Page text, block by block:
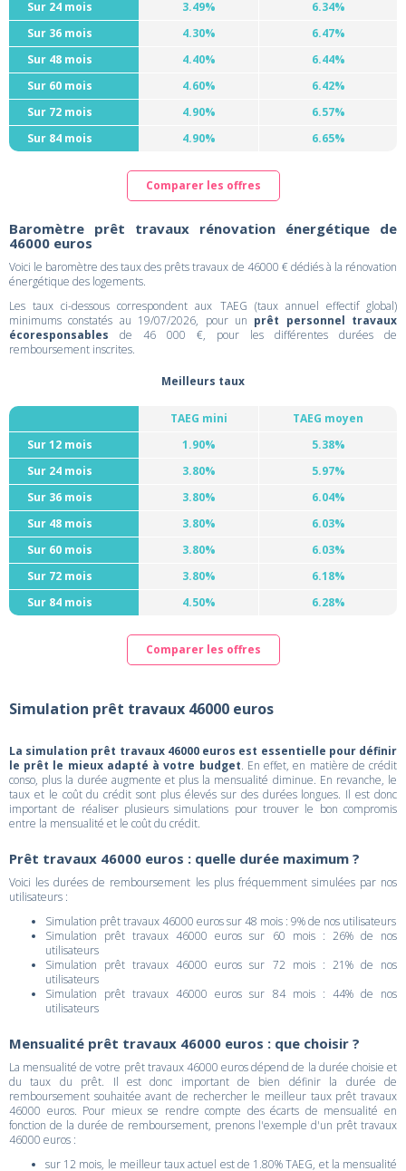
Sur 24 mois
3.49%
6.34%
Sur 36 mois
4.30%
6.47%
Sur 48 mois
4.40%
6.44%
Sur 60 mois
4.60%
6.42%
Sur 72 mois
4.90%
6.57%
Sur 84 mois
4.90% 6.65%
Comparer les offres
Baromètre prêt travaux rénovation énergétique de
46000 euros
Voici le baromètre des taux des prêts travaux de 46000 € dédiés à la rénovation
énergétique des logements.
Les taux ci-dessous correspondent aux TAEG (taux annuel effectif global)
minimums constatés au 19/07/2026, pour un prêt personnel travaux
écoresponsables de 46 000 €, pour les différentes durées de
remboursement inscrites.
Meilleurs taux
TAEG mini
TAEG moyen
Sur 12 mois
1.90%
5.38%
Sur 24 mois
3.80%
5.97%
Sur 36 mois
3.80%
6.04%
Sur 48 mois
3.80%
6.03%
Sur 60 mois
3.80%
6.03%
Sur 72 mois
3.80%
6.18%
Sur 84 mois
4.50% 6.28%
Comparer les offres
Simulation prêt travaux 46000 euros
La simulation prêt travaux 46000 euros est essentielle pour définir
le prêt le mieux adapté à votre budget. En effet, en matière de crédit
conso, plus la durée augmente et plus la mensualité diminue. En revanche, le
taux et le coût du crédit sont plus élevés sur des durées longues. Il est donc
important de réaliser plusieurs simulations pour trouver le bon compromis
entre la mensualité et le coût du crédit.
Prêt travaux 46000 euros : quelle durée maximum ?
Voici les durées de remboursement les plus fréquemment simulées par nos
utilisateurs :
Simulation prêt travaux 46000 euros sur 48 mois : 9% de nos utilisateurs
Simulation prêt travaux 46000 euros sur 60 mois : 26% de nos
utilisateurs
Simulation prêt travaux 46000 euros sur 72 mois : 21% de nos
utilisateurs
Simulation prêt travaux 46000 euros sur 84 mois : 44% de nos
utilisateurs
Mensualité prêt travaux 46000 euros : que choisir ?
La mensualité de votre prêt travaux 46000 euros dépend de la durée choisie et
du taux du prêt. Il est donc important de bien définir la durée de
remboursement souhaitée avant de rechercher le meilleur taux prêt travaux
46000 euros. Pour mieux se rendre compte des écarts de mensualité en
fonction de la durée de remboursement, prenons l'exemple d'un prêt travaux
46000 euros :
sur 12 mois, le meilleur taux actuel est de 1.80% TAEG, et la mensualité